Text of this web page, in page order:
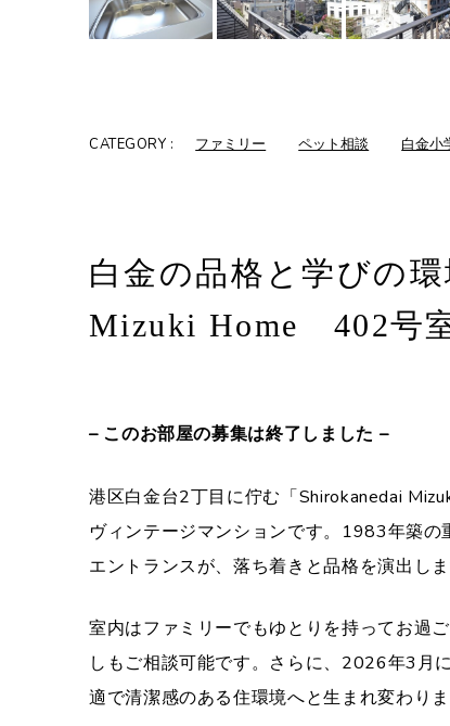
CATEGORY : ファミリー ペット相談 白金小
白金の品格と学びの
Mizuki Home 402号室
– このお部屋の募集は終了しました –
港区白金台2丁目に佇む「Shirokanedai
ヴィンテージマンションです。1983年築
エントランスが、落ち着きと品格を演出しま
室内はファミリーでもゆとりを持ってお過
しもご相談可能です。さらに、2026年3月
適で清潔感のある住環境へと生まれ変わりま